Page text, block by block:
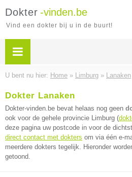
Dokter -vinden.be
Vind een dokter bij u in de buurt!
U bent nu hier: Home » Limburg » Lanaken
Dokter Lanaken
Dokter-vinden.be bevat helaas nog geen
ook voor de gehele provincie Limburg (
deze pagina uw postcode in voor de
direct contact met dokters om via één e-
meerdere dokters tegelijk. Hieronder
getoond.